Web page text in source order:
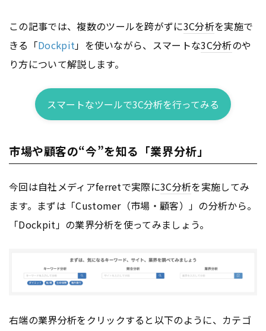
この記事では、複数のツールを跨がずに3C分析を実施で
きる「Dockpit」を使いながら、スマートな3C分析のや
り方について解説します。
スマートなツールで3C分析を行ってみる
市場や顧客の“今”を知る「業界分析」
今回は自社メディアferretで実際に3C分析を実施してみ
ます。まずは「Customer（市場・顧客）」の分析から。
「Dockpit」の業界分析を使ってみましょう。
右端の業界分析をクリックすると以下のように、カテゴ